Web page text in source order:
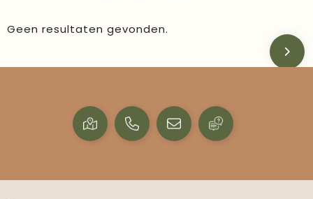
Geen resultaten gevonden.